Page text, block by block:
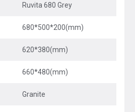
đại phù hợp với mọi không
theo thời gian
phù hợp với thói quen sử
Ruvita 680 Grey
680*500*200(mm)
620*380(mm)
660*480(mm)
Granite